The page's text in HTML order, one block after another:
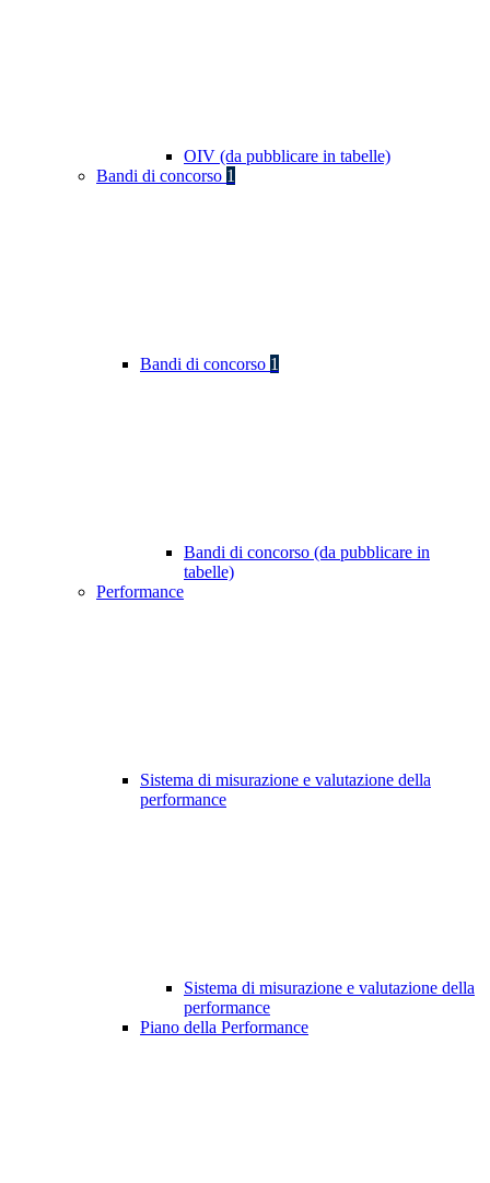
OIV (da pubblicare in tabelle)
Bandi di concorso 1
Bandi di concorso 1
Bandi di concorso (da pubblicare in
tabelle)
Performance
Sistema di misurazione e valutazione della
performance
Sistema di misurazione e valutazione della
performance
Piano della Performance